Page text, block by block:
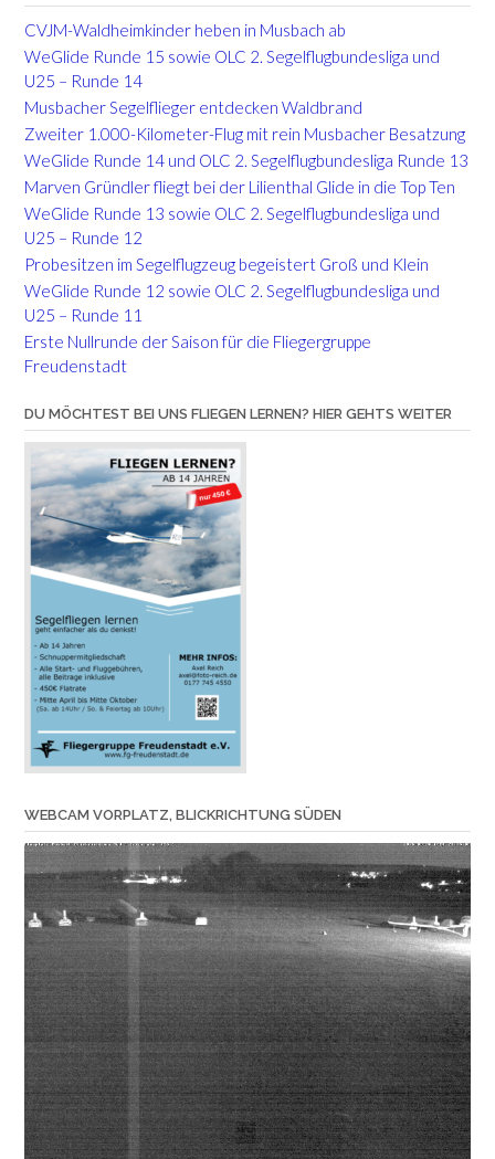
CVJM-Waldheimkinder heben in Musbach ab
WeGlide Runde 15 sowie OLC 2. Segelflugbundesliga und
U25 – Runde 14
Musbacher Segelflieger entdecken Waldbrand
Zweiter 1.000-Kilometer-Flug mit rein Musbacher Besatzung
WeGlide Runde 14 und OLC 2. Segelflugbundesliga Runde 13
Marven Gründler fliegt bei der Lilienthal Glide in die Top Ten
WeGlide Runde 13 sowie OLC 2. Segelflugbundesliga und
U25 – Runde 12
Probesitzen im Segelflugzeug begeistert Groß und Klein
WeGlide Runde 12 sowie OLC 2. Segelflugbundesliga und
U25 – Runde 11
Erste Nullrunde der Saison für die Fliegergruppe
Freudenstadt
DU MÖCHTEST BEI UNS FLIEGEN LERNEN? HIER GEHTS WEITER
WEBCAM VORPLATZ, BLICKRICHTUNG SÜDEN